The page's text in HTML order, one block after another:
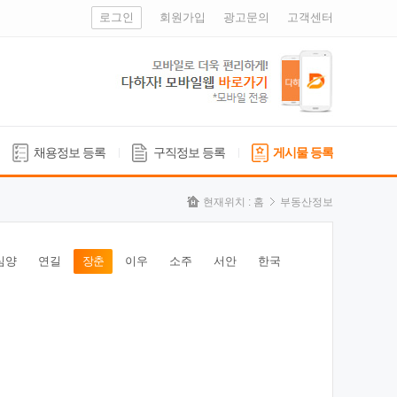
로그인 회원가입 광고문의 고객센터
채용정보 등록 구직정보 등록 게시물 등록
현재위치 : 홈 부동산정보
양 연길 장춘 이우 소주 서안 한국